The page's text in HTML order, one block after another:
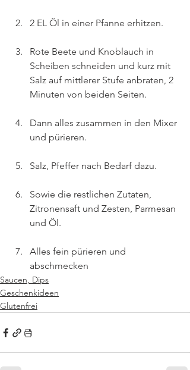
2 EL Öl in einer Pfanne erhitzen.
Rote Beete und Knoblauch in
Scheiben schneiden und kurz mit
Salz auf mittlerer Stufe anbraten, 2
Minuten von beiden Seiten.
Dann alles zusammen in den Mixer
und pürieren.
Salz, Pfeffer nach Bedarf dazu.
Sowie die restlichen Zutaten,
Zitronensaft und Zesten, Parmesan
und Öl.
Alles fein pürieren und
abschmecken
Saucen, Dips
Geschenkideen
Glutenfrei